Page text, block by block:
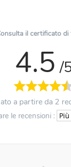
il certificato di
4.5 /
a partire da 2
le recensioni :